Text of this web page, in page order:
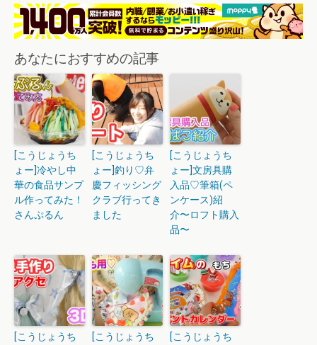
あなたにおすすめの記事
[こうじょうち
ょー]冷やし中
華の食品サンプ
ル作ってみた！
さんぷるん
[こうじょうち
ょー]釣り♡弁
慶フィッシング
クラブ行ってき
ました
[こうじょうち
ょー]文房具購
入品♡筆箱(ペ
ンケース)紹
介〜ロフト購入
品〜
[こうじょうち
[こうじょうち
[こうじょうち